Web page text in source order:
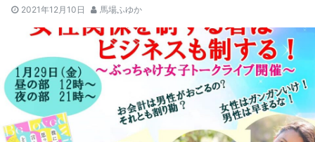
2021年12月10日 馬場ふゆか